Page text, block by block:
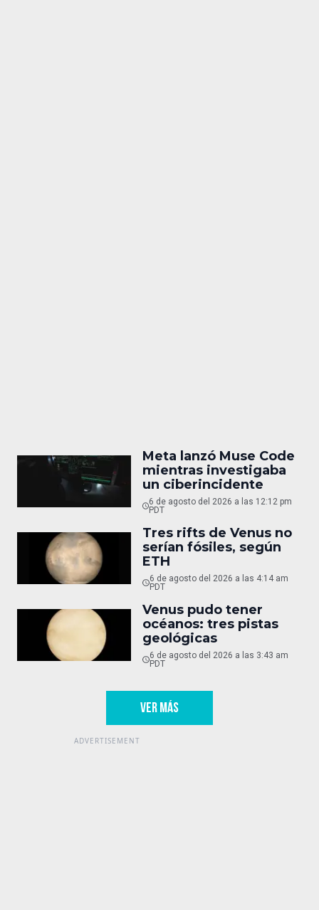
Meta lanzó Muse Code
mientras investigaba
un ciberincidente
6 de agosto del 2026 a las 12:12 pm
PDT
Tres rifts de Venus no
serían fósiles, según
ETH
6 de agosto del 2026 a las 4:14 am
PDT
Venus pudo tener
océanos: tres pistas
geológicas
6 de agosto del 2026 a las 3:43 am
PDT
VER MÁS